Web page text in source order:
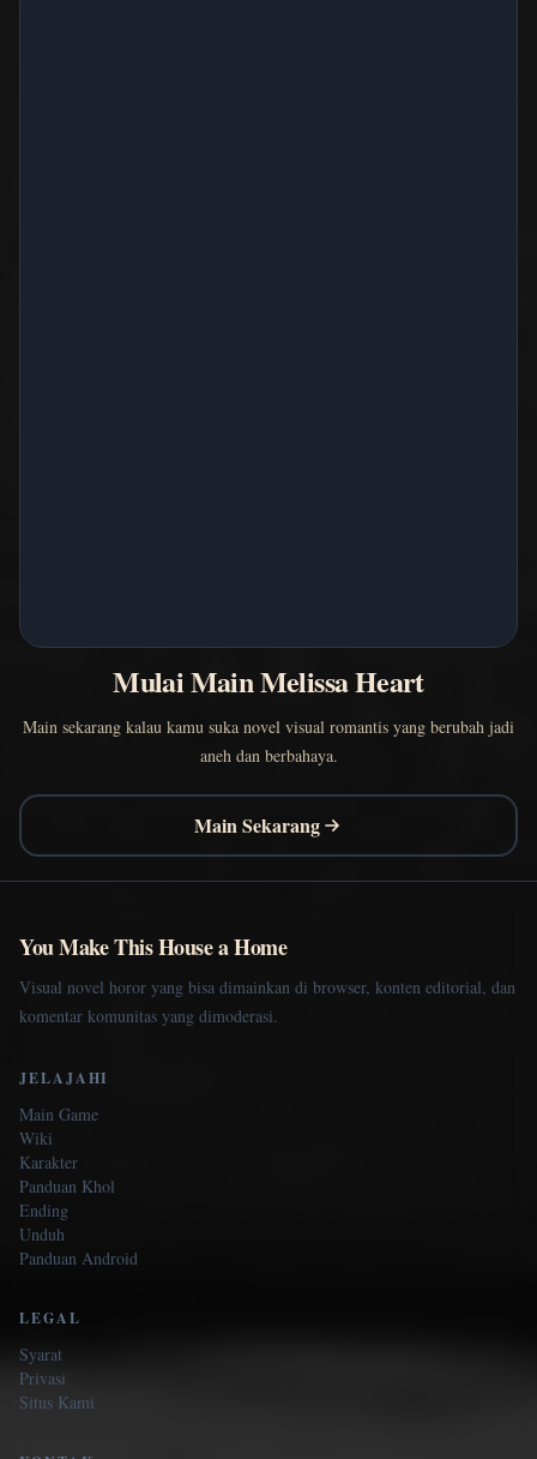
Mulai Main Melissa Heart
Main sekarang kalau kamu suka novel visual romantis yang berubah jadi
aneh dan berbahaya.
Main Sekarang
You Make This House a Home
Visual novel horor yang bisa dimainkan di browser, konten editorial, dan
komentar komunitas yang dimoderasi.
JELAJAHI
Main Game
Wiki
Karakter
Panduan Khol
Ending
Unduh
Panduan Android
LEGAL
Syarat
Privasi
Situs Kami